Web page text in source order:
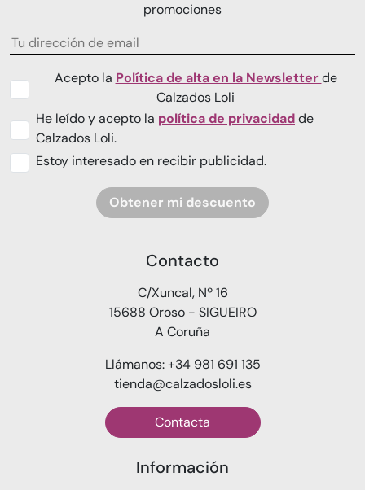
promociones
Acepto la Política de alta en la Newsletterde
Calzados Loli
He leído y acepto la política de privacidadde
Calzados Loli.
Estoy interesado en recibir publicidad.
Obtener mi descuento
Contacto
C/Xuncal, Nº 16
15688 Oroso - SIGUEIRO
A Coruña
Llámanos: +34 981 691 135
tienda@calzadosloli.es
Contacta
Información